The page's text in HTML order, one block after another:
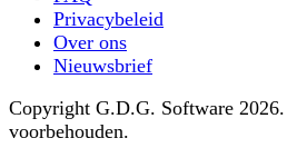
Privacybeleid
Over ons
Nieuwsbrief
Copyright G.D.G. Software
voorbehouden.